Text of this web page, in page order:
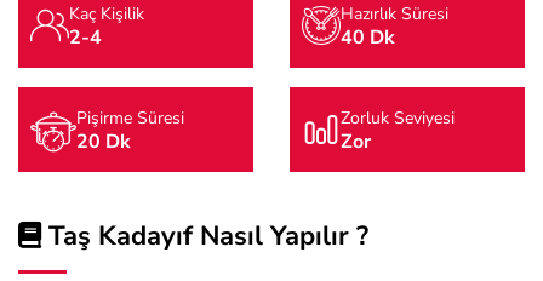
Kaç Kişilik
2-4
Hazırlık Süresi
40 Dk
Pişirme Süresi
20 Dk
Zorluk Seviyesi
Zor
Taş Kadayıf Nasıl Yapılır ?